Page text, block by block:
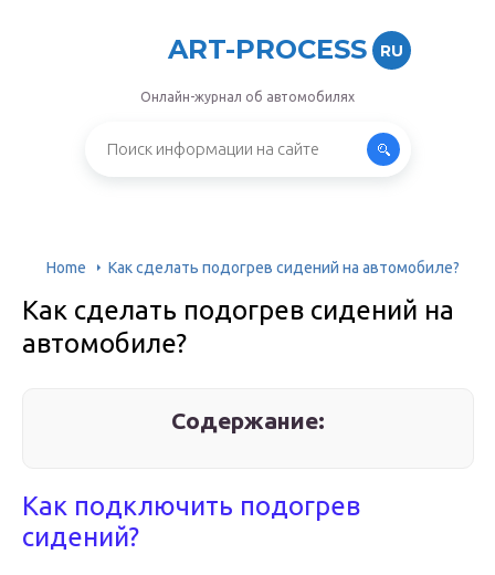
ART-PROCESS RU
Онлайн-журнал об автомобилях
Home Как сделать подогрев сидений на автомобиле?
Как сделать подогрев сидений на
автомобиле?
Содержание:
Как подключить подогрев
сидений?